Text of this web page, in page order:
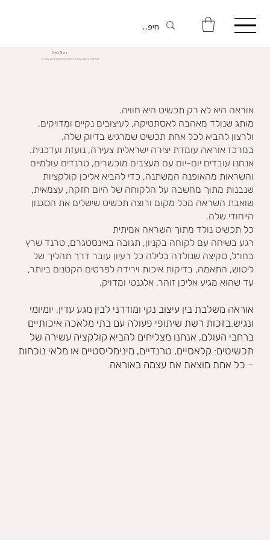
Orea's Story
In every piece of jewelry, there is a story waiting to be told
אוראה היא לא רק תכשיט היא חוויה.
מותג שנולד מאהבה לאסתטיקה, לעיצובים נקיים ומדויקים,
ולרצון להביא לכל אחת תכשיט שמרגיש בדיוק שלה.
במרכז אוראה עומדת יצירה ישראלית צעירה, נועזת ועדכנית.
אנחנו עובדים יום-יום עם מעצבים מוכשרים, טרנדים עולמיים
והשראות מהאופנה המשתנה, כדי להביא אליכן קולקציות
שנבנות מתוך מחשבה על הלקוחה של היום חזקה, עצמאית,
שואבת השראה מכל מקום ורוצה תכשיט שישלים את הסגנון
הייחודי שלה.
כל תכשיט נולד מתוך השראה אמיתית
רגע בשיחה עם לקוחה בקניון, תגובה באינסטגרם, טרנד שרץ
בחו״ל, סקיצה שנולדה בלילה כל רעיון עובר דרך תהליך של
ליטוש, התאמה, בדיקות איכות וירידה לפרטים הקטנים ביותר,
עד שהוא מגיע אליכן זוהר, אלגנטי ומדויק.
אוראה משלבת בין עיצוב נקי ומודרני לבין מגע עדין, יומיומי
ונגיש. בזכות רשת שיתופי פעולה עם בתי מלאכה איכותיים
ברחבי העולם, אנחנו מצליחים להביא קולקציה עשירה של
תכשיטים: קלאסיים, טרנדיים, מינימליסטיים או מלאי נוכחות
– כל אחת מוצאת את עצמה באוראה.